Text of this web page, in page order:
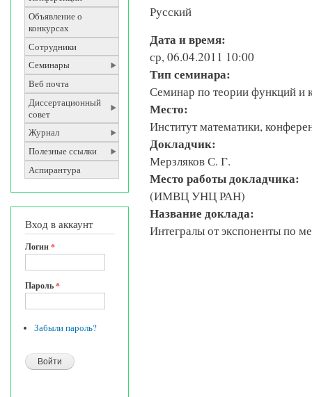
Объявление о
конкурсах
Сотрудники
Семинары
Веб почта
Диссертационный
совет
Журнал
Полезные ссылки
Аспирантура
Вход в аккаунт
Логин*
Пароль*
Забыли пароль?
Русский
Дата и время:
ср, 06.04.2011 10:00
Тип семинара:
Семинар по теории функций и
Место:
Институт математики,
Докладчик:
Мерзляков С. Г.
Место работы докладчика:
(ИМВЦ УНЦ РАН)
Название доклада:
Интегралы от экспоненты по